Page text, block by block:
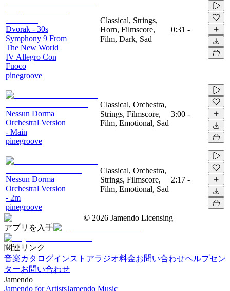
Dvorak - 30s
Symphony 9 From
The New World
IV Allegro Con
Fuoco
pinegroove
Classical, Strings,
Horn, Filmscore,
Film, Dark, Sad
0:31 -
Nessun Dorma
Orchestral Version
- Main
pinegroove
Classical, Orchestra,
Strings, Filmscore,
Film, Emotional, Sad
3:00 -
Nessun Dorma
Orchestral Version
- 2m
pinegroove
Classical, Orchestra,
Strings, Filmscore,
Film, Emotional, Sad
2:17 -
© 2026 Jamendo Licensing
アプリを入手
関連リンク
音楽カタログインストアラジオ料金お問い合わせヘルプセン
ターお問い合わせ
Jamendo
Jamendo for ArtistsJamendo Music